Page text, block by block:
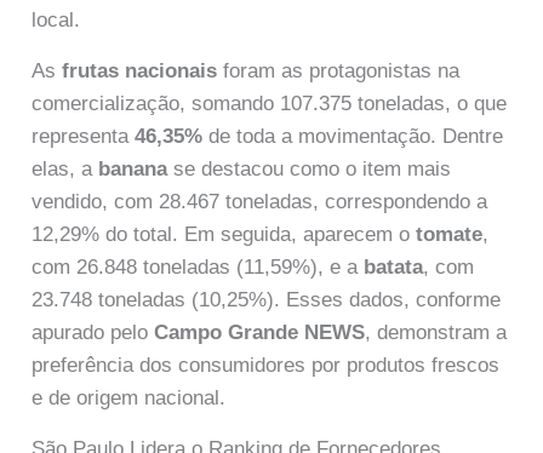
local.
Asfrutas nacionais foram as protagonistas na
comercialização, somando 107.375 toneladas, o que
representa46,35% de toda a movimentação. Dentre
elas, a bananase destacou como o item mais
vendido, com 28.467 toneladas, correspondendo a
12,29% do total. Em seguida, aparecem otomate,
com 26.848 toneladas (11,59%), e a batata, com
23.748 toneladas (10,25%). Esses dados, conforme
apurado peloCampo Grande NEWS, demonstram a
preferência dos consumidores por produtos frescos
e de origem nacional.